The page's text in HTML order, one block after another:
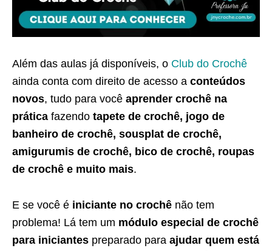
Além das aulas já disponíveis, o Club do Crochê
ainda conta com direito de acesso a conteúdos
novos, tudo para você aprender crochê na
prática fazendo tapete de crochê, jogo de
banheiro de crochê, sousplat de crochê,
amigurumis de crochê, bico de crochê, roupas
de crochê e muito mais.
E se você é iniciante no crochê não tem
problema! Lá tem um módulo especial de crochê
para iniciantes preparado para ajudar quem está